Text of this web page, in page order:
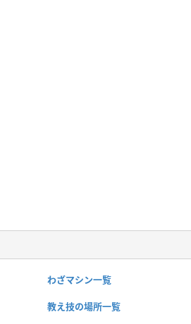
わざマシン一覧
教え技の場所一覧